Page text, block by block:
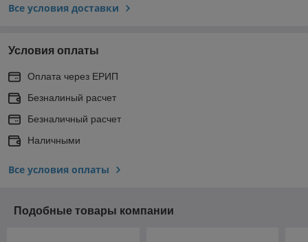
Все условия доставки
Условия оплаты
Оплата через ЕРИП
Безналиный расчет
Безналичный расчет
Наличными
Все условия оплаты
Подобные товары компании